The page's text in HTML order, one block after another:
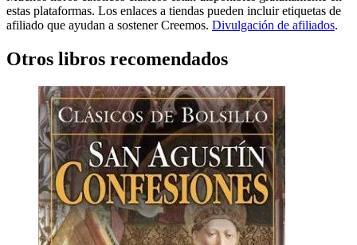
estas plataformas. Los enlaces a tiendas pueden incluir etiquetas de
afiliado que ayudan a sostener Creemos. Divulgación de afiliados.
Otros libros recomendados